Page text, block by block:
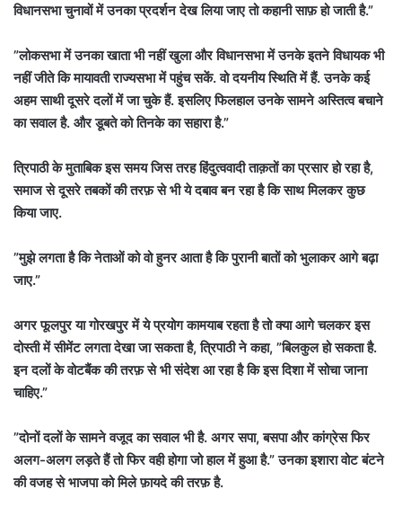
विधानसभा चुनावों में उनका प्रदर्शन देख लिया जाए तो कहानी साफ़ हो जाती है.”
”लोकसभा में उनका खाता भी नहीं खुला और विधानसभा में उनके इतने विधायक भी
नहीं जीते कि मायावती राज्यसभा में पहुंच सकें. वो दयनीय स्थिति में हैं. उनके कई
अहम साथी दूसरे दलों में जा चुके हैं. इसलिए फिलहाल उनके सामने अस्तित्व बचाने
का सवाल है. और डूबते को तिनके का सहारा है.”
त्रिपाठी के मुताबिक इस समय जिस तरह हिंदुत्ववादी ताक़तों का प्रसार हो रहा है,
समाज से दूसरे तबकों की तरफ़ से भी ये दबाव बन रहा है कि साथ मिलकर कुछ
किया जाए.
”मुझे लगता है कि नेताओं को वो हुनर आता है कि पुरानी बातों को भुलाकर आगे बढ़ा
जाए.”
अगर फूलपुर या गोरखपुर में ये प्रयोग कामयाब रहता है तो क्या आगे चलकर इस
दोस्ती में सीमेंट लगता देखा जा सकता है, त्रिपाठी ने कहा, ”बिलकुल हो सकता है.
इन दलों के वोटबैंक की तरफ़ से भी संदेश आ रहा है कि इस दिशा में सोचा जाना
चाहिए.”
”दोनों दलों के सामने वजूद का सवाल भी है. अगर सपा, बसपा और कांग्रेस फिर
अलग-अलग लड़ते हैं तो फिर वही होगा जो हाल में हुआ है.” उनका इशारा वोट बंटने
की वजह से भाजपा को मिले फ़ायदे की तरफ़ है.